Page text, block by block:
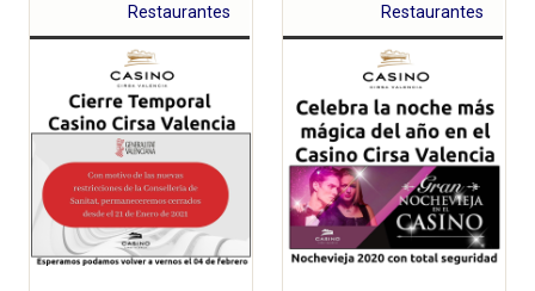
Restaurantes Restaurantes